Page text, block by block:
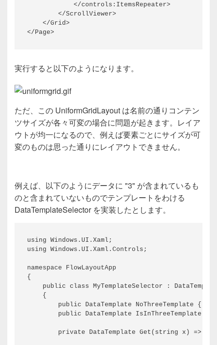
            </controls:ItemsRepeater>
        </ScrollViewer>
    </Grid>
実行すると以下のようになります。
ただ、この UniformGridLayout は名前の通りコンテン
ツサイズが各々可変の場合に問題が起きます。レイア
ウトが均一になるので、例えば要素ごとにサイズが可
変のものは思った通りにレイアウトできません。
例えば、以下のようにデータに "3" が含まれているも
のと含まれていないものでテンプレートをわける
DataTemplateSelector を実装したとします。
using Windows.UI.Xaml;
using Windows.UI.Xaml.Controls;
namespace FlowLayoutApp
{
public class MyTemplateSelector :
    {
public DataTemplate NoThreeTemplate {
public DataTemplate IsInThreeTemplate {
private DataTemplate Get(string x) =>